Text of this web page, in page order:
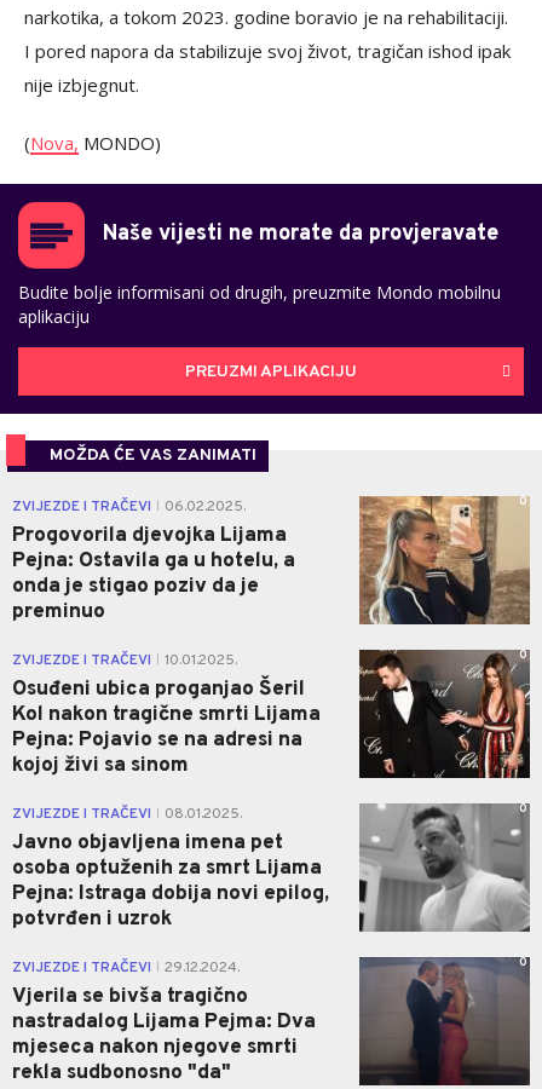
narkotika, a tokom 2023. godine boravio je na rehabilitaciji.
I pored napora da stabilizuje svoj život, tragičan ishod ipak
nije izbjegnut.
(Nova, MONDO)
Naše vijesti ne morate da provjeravate
Budite bolje informisani od drugih, preuzmite Mondo mobilnu
aplikaciju
PREUZMI APLIKACIJU
MOŽDA ĆE VAS ZANIMATI
ZVIJEZDE I TRAČEVI 06.02.2025.
Progovorila djevojka Lijama
Pejna: Ostavila ga u hotelu, a
onda je stigao poziv da je
preminuo
0
ZVIJEZDE I TRAČEVI 10.01.2025.
Osuđeni ubica proganjao Šeril
Kol nakon tragične smrti Lijama
Pejna: Pojavio se na adresi na
kojoj živi sa sinom
0
ZVIJEZDE I TRAČEVI 08.01.2025.
Javno objavljena imena pet
osoba optuženih za smrt Lijama
Pejna: Istraga dobija novi epilog,
potvrđen i uzrok
0
ZVIJEZDE I TRAČEVI 29.12.2024.
Vjerila se bivša tragično
nastradalog Lijama Pejma: Dva
mjeseca nakon njegove smrti
rekla sudbonosno "da"
0